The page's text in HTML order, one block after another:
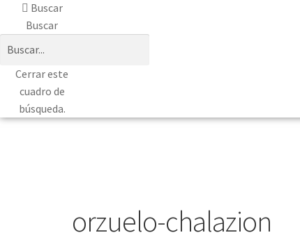
Buscar
Buscar
Cerrar este
cuadro de
búsqueda.
orzuelo-chalazion